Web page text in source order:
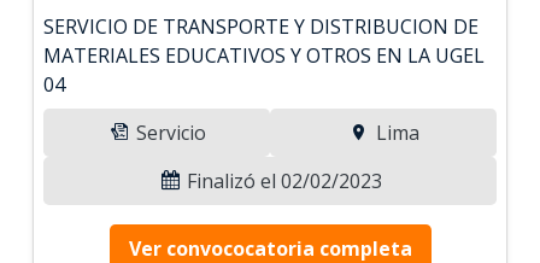
SERVICIO DE TRANSPORTE Y DISTRIBUCION DE
MATERIALES EDUCATIVOS Y OTROS EN LA UGEL
04
Servicio
Lima
Finalizó el 02/02/2023
Ver convococatoria completa